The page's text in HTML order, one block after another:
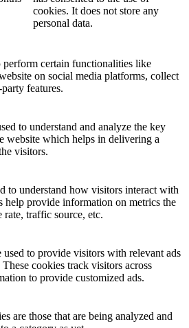
cookies. It does not store any
personal data.
certain functionalities like
on social media platforms, collect
features.
to understand and analyze the key
website which helps in delivering a
visitors.
to understand how visitors interact with
help provide information on metrics the
traffic source, etc.
used to provide visitors with relevant ads
cookies track visitors across
to provide customized ads.
are those that are being analyzed and